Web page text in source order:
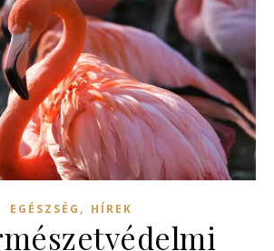
EGÉSZSÉG , HÍREK